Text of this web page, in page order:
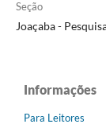
Seção
Joaçaba -
Informações
Para Leitores